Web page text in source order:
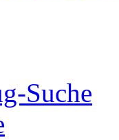
Suche